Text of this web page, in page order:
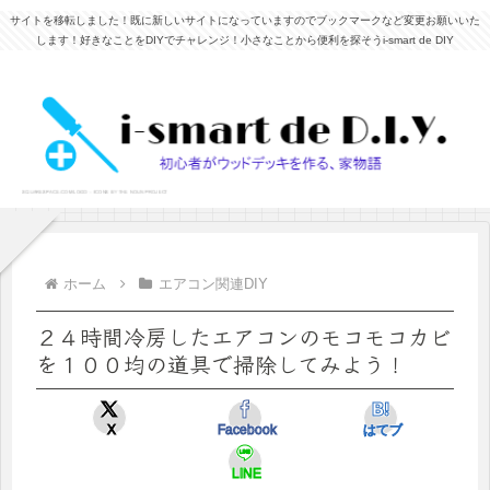
サイトを移転しました！既に新しいサイトになっていますのでブックマークなど変更お願いいた
します！好きなことをDIYでチャレンジ！小さなことから便利を探そうi-smart de DIY
ホーム エアコン関連DIY
２４時間冷房したエアコンのモコモコカビ
を１００均の道具で掃除してみよう！
X Facebook はてブ
LINE